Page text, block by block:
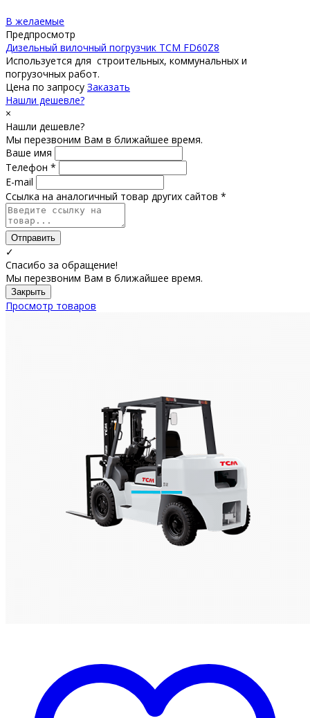
В желаемые
Предпросмотр
Дизельный вилочный погрузчик TCM FD60Z8
Используется для строительных, коммунальных и
погрузочных работ.
Цена по запросу Заказать
Нашли дешевле?
×
Нашли дешевле?
Мы перезвоним Вам в ближайшее время.
Ваше имя
Телефон *
E-mail
Ссылка на аналогичный товар других сайтов *
Отправить
✓
Спасибо за обращение!
Мы перезвоним Вам в ближайшее время.
Закрыть
Просмотр товаров